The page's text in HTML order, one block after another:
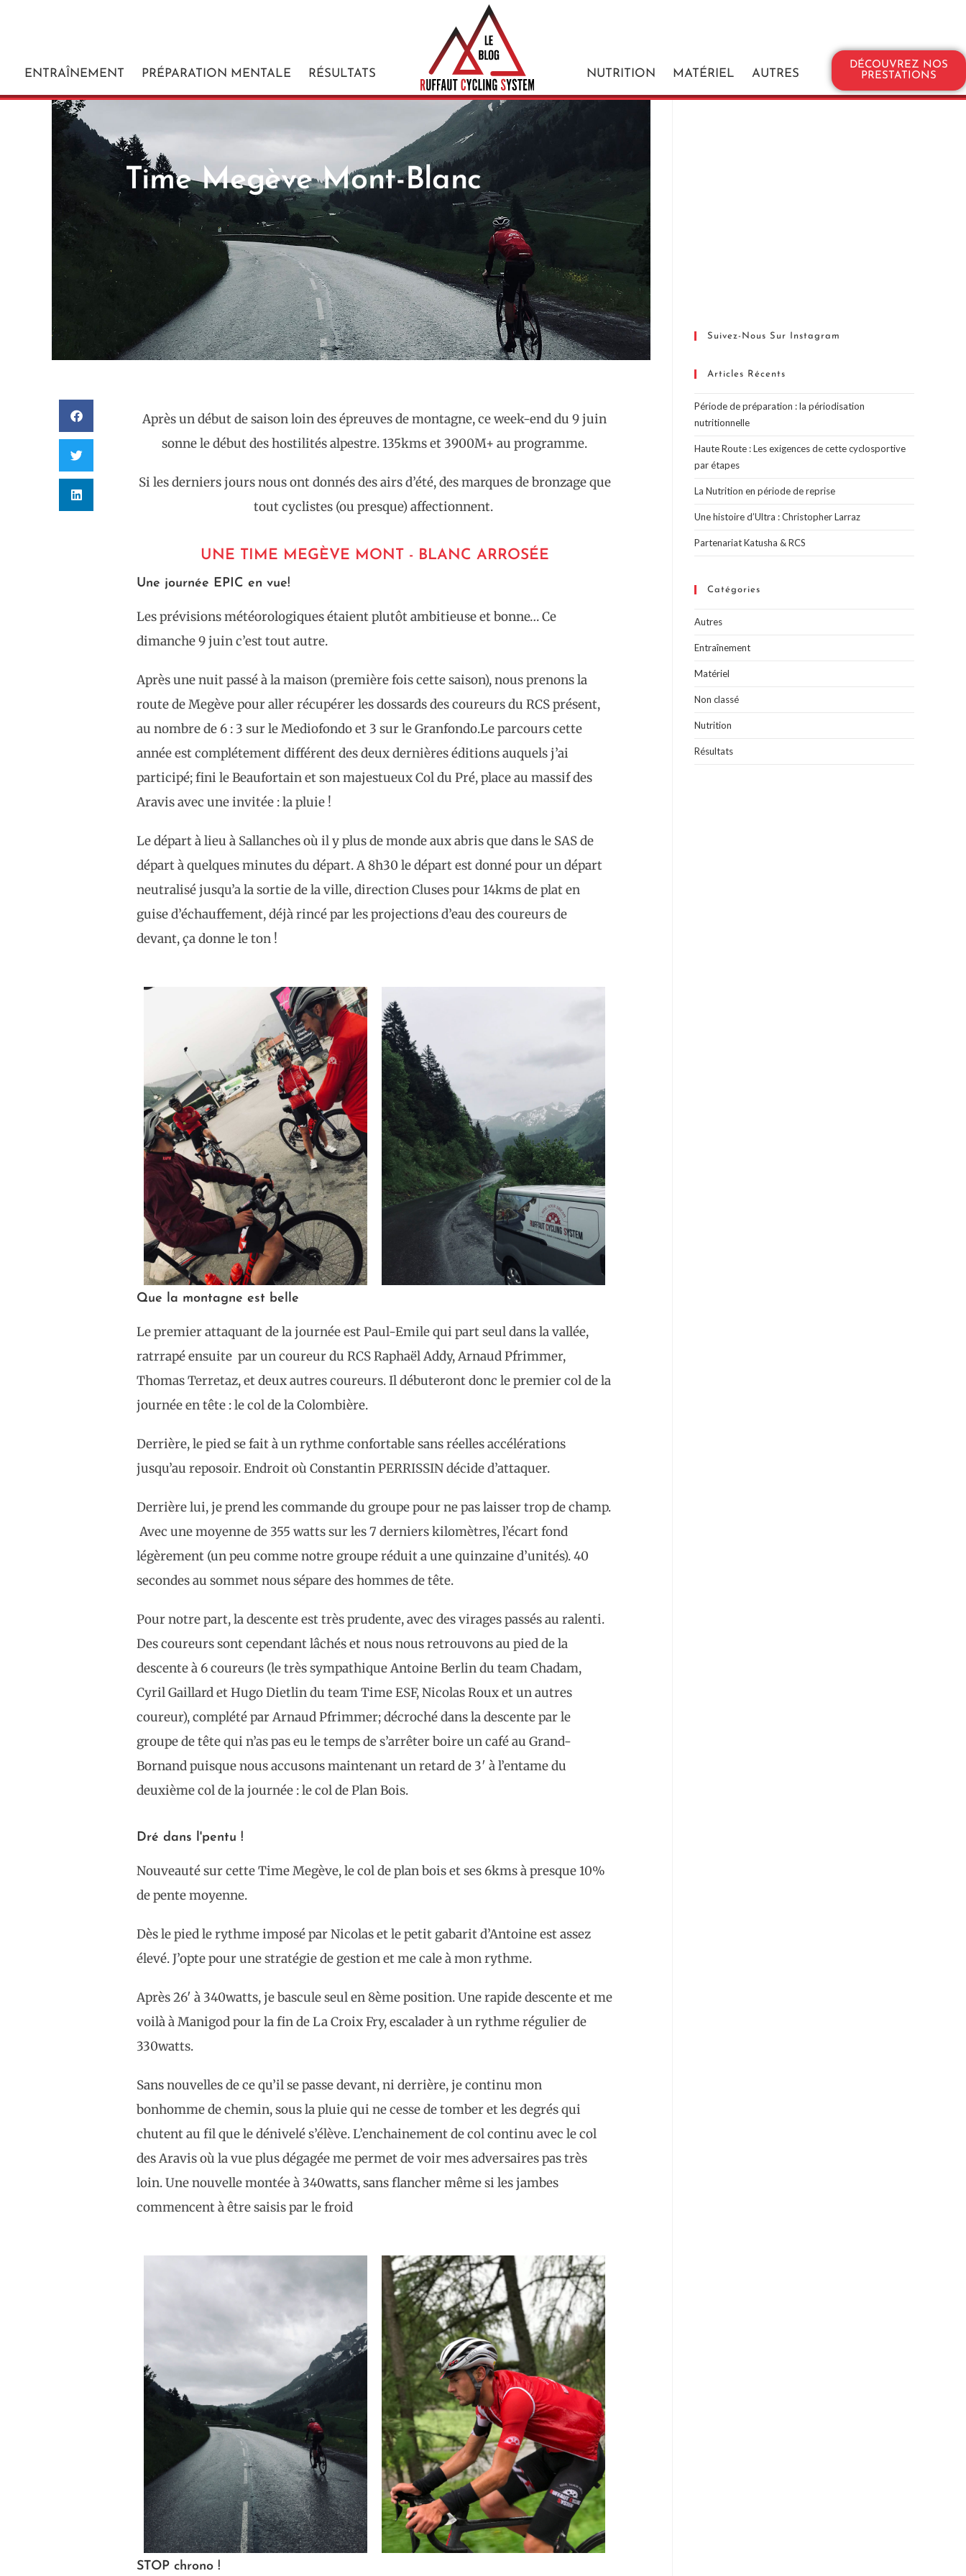
ENTRAÎNEMENT PRÉPARATION MENTALE RÉSULTATS NUTRITION MATÉRIEL AUTRES
DÉCOUVREZ NOS
PRESTATIONS
Time Megève Mont-Blanc
Après un début de saison loin des épreuves de montagne, ce week-end du 9 juin
sonne le début des hostilités alpestre. 135kms et 3900M+ au programme.
Si les derniers jours nous ont donnés des airs d’été, des marques de bronzage que
tout cyclistes (ou presque) affectionnent.
UNE TIME MEGÈVE MONT - BLANC ARROSÉE
Une journée EPIC en vue!
Les prévisions météorologiques étaient plutôt ambitieuse et bonne… Ce
dimanche 9 juin c’est tout autre.
Après une nuit passé à la maison (première fois cette saison), nous prenons la
route de Megève pour aller récupérer les dossards des coureurs du RCS présent,
au nombre de 6 : 3 sur le Mediofondo et 3 sur le Granfondo.Le parcours cette
année est complétement différent des deux dernières éditions auquels j’ai
participé; fini le Beaufortain et son majestueux Col du Pré, place au massif des
Aravis avec une invitée : la pluie !
Le départ à lieu à Sallanches où il y plus de monde aux abris que dans le SAS de
départ à quelques minutes du départ. A 8h30 le départ est donné pour un départ
neutralisé jusqu’a la sortie de la ville, direction Cluses pour 14kms de plat en
guise d’échauffement, déjà rincé par les projections d’eau des coureurs de
devant, ça donne le ton !
Que la montagne est belle
Le premier attaquant de la journée est Paul-Emile qui part seul dans la vallée,
ratrrapé ensuite par un coureur du RCS Raphaël Addy, Arnaud Pfrimmer,
Thomas Terretaz, et deux autres coureurs. Il débuteront donc le premier col de la
journée en tête : le col de la Colombière.
Derrière, le pied se fait à un rythme confortable sans réelles accélérations
jusqu’au reposoir. Endroit où Constantin PERRISSIN décide d’attaquer.
Derrière lui, je prend les commande du groupe pour ne pas laisser trop de champ.
Avec une moyenne de 355 watts sur les 7 derniers kilomètres, l’écart fond
légèrement (un peu comme notre groupe réduit a une quinzaine d’unités). 40
secondes au sommet nous sépare des hommes de tête.
Pour notre part, la descente est très prudente, avec des virages passés au ralenti.
Des coureurs sont cependant lâchés et nous nous retrouvons au pied de la
descente à 6 coureurs (le très sympathique Antoine Berlin du team Chadam,
Cyril Gaillard et Hugo Dietlin du team Time ESF, Nicolas Roux et un autres
coureur), complété par Arnaud Pfrimmer; décroché dans la descente par le
groupe de tête qui n’as pas eu le temps de s’arrêter boire un café au Grand-
Bornand puisque nous accusons maintenant un retard de 3′ à l’entame du
deuxième col de la journée : le col de Plan Bois.
Dré dans l'pentu !
Nouveauté sur cette Time Megève, le col de plan bois et ses 6kms à presque 10%
de pente moyenne.
Dès le pied le rythme imposé par Nicolas et le petit gabarit d’Antoine est assez
élevé. J’opte pour une stratégie de gestion et me cale à mon rythme.
Après 26′ à 340watts, je bascule seul en 8ème position. Une rapide descente et me
voilà à Manigod pour la fin de La Croix Fry, escalader à un rythme régulier de
330watts.
Sans nouvelles de ce qu’il se passe devant, ni derrière, je continu mon
bonhomme de chemin, sous la pluie qui ne cesse de tomber et les degrés qui
chutent au fil que le dénivelé s’élève. L’enchainement de col continu avec le col
des Aravis où la vue plus dégagée me permet de voir mes adversaires pas très
loin. Une nouvelle montée à 340watts, sans flancher même si les jambes
commencent à être saisis par le froid
STOP chrono !
Suivez Nous Sur Facebook
Suivez-Nous Sur Instagram
Articles Récents
Période de préparation : la périodisation
nutritionnelle
Haute Route : Les exigences de cette cyclosportive
par étapes
La Nutrition en période de reprise
Une histoire d’Ultra : Christopher Larraz
Partenariat Katusha & RCS
Catégories
Autres
Entraînement
Matériel
Non classé
Nutrition
Résultats